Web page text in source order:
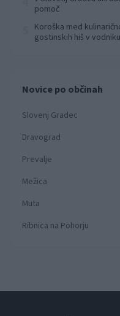
pomoč
Koroška med
gostinskih hiš v
Novice po občinah
Slovenj Gradec
Dravograd
Prevalje
Mežica
Muta
Ribnica na Pohorju